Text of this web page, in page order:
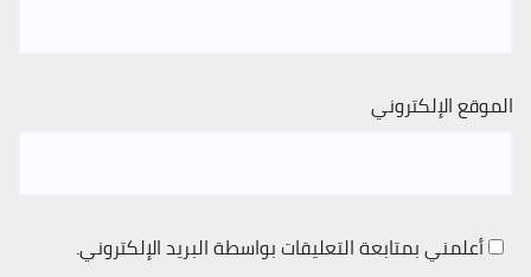
الموقع الإلكتروني
أعلمني بمتابعة التعليقات بواسطة البريد الإلكتروني.